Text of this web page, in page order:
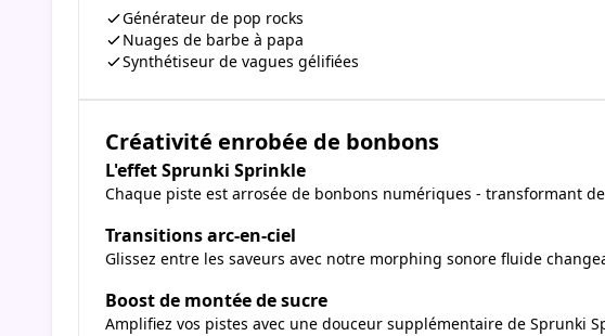
Générateur de pop rocks
Nuages de barbe à papa
Synthétiseur de vagues gélifiées
Créativité enrobée de bonbons
L'effet Sprunki Sprinkle
Chaque piste est arrosée de bonbons numériques - transformant
Transitions arc-en-ciel
Glissez entre les saveurs avec notre morphing sonore fluide
Boost de montée de sucre
Amplifiez vos pistes avec une douceur supplémentaire de Sprunki